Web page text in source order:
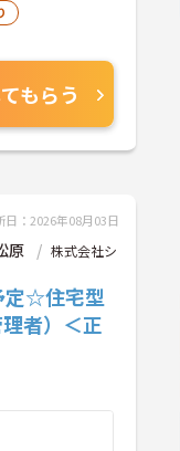
もらう
日：2026年08月03日
原
株式会社シ
定☆住宅型
者）＜正